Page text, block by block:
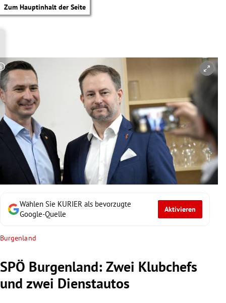
Zum Hauptinhalt der Seite
Untermenü
Untermenü
Untermenü
Untermenü
Wählen Sie KURIER als bevorzugte
Google-Quelle
Aktivieren
Burgenland
SPÖ Burgenland: Zwei Klubchefs
und zwei Dienstautos
Copyright-Hinweis öffnen/schließen